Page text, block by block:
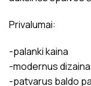
Privalumai:
-palanki kaina
-modernus
-patvarus baldo